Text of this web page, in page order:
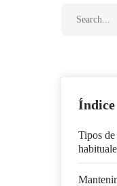
Índice
Tipos de